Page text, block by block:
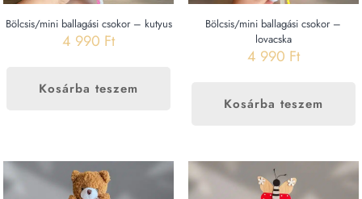
Bölcsis/mini ballagási csokor – kutyus
4 990 Ft
Kosárba teszem
Bölcsis/mini ballagási csokor –
lovacska
4 990 Ft
Kosárba teszem